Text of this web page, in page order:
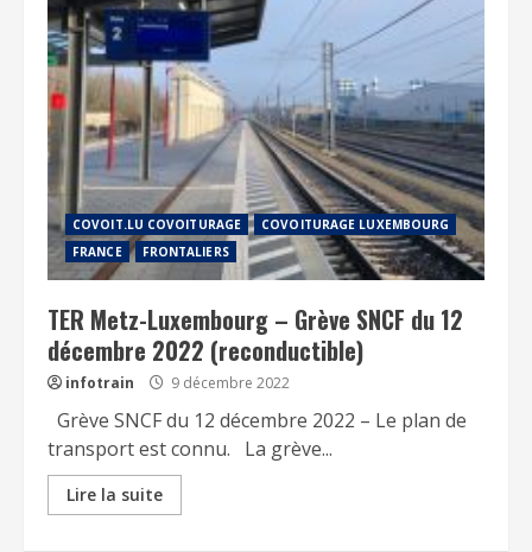
COVOIT.LU COVOITURAGE
COVOITURAGE LUXEMBOURG
FRANCE
FRONTALIERS
TER Metz-Luxembourg – Grève SNCF du 12
décembre 2022 (reconductible)
infotrain 9 décembre 2022
Grève SNCF du 12 décembre 2022 – Le plan de
transport est connu. La grève...
Lire la suite